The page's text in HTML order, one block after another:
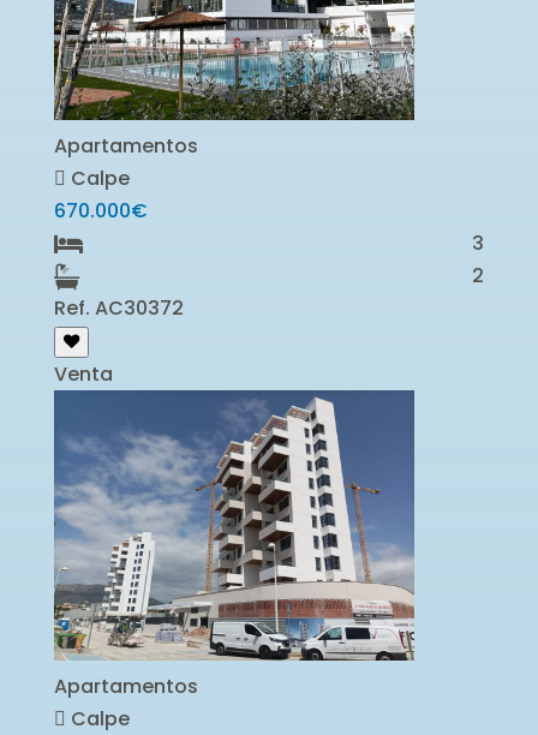
Apartamentos
Calpe
670.000€
3
2
Ref. AC30372
Venta
Apartamentos
Calpe